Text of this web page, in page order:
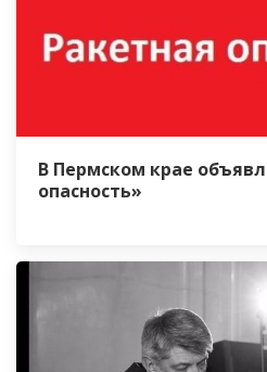
В Пермском крае
опасность»